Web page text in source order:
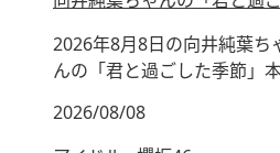
2026年8月8日の向井純葉ち
んの「君と過ごした季節」
2026/08/08